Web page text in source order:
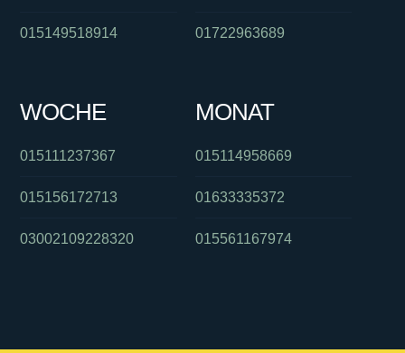
015149518914 01722963689
WOCHE
015111237367
015156172713
03002109228320
MONAT
015114958669
01633335372
015561167974